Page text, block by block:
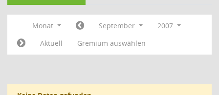
Monat September
2007
Aktuell
Gremium auswählen